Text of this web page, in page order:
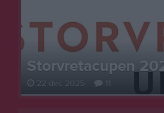
22 dec 2025 11